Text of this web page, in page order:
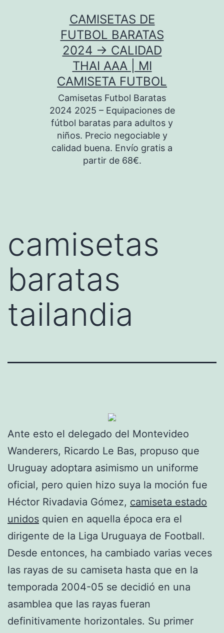
CAMISETAS DE
FUTBOL BARATAS
2024 → CALIDAD
THAI AAA | MI
CAMISETA FUTBOL
Camisetas Futbol Baratas
2024 2025 – Equipaciones de
fútbol baratas para adultos y
niños. Precio negociable y
calidad buena. Envío gratis a
partir de 68€.
camisetas
baratas
tailandia
Ante esto el delegado del Montevideo
Wanderers, Ricardo Le Bas, propuso que
Uruguay adoptara asimismo un uniforme
oficial, pero quien hizo suya la moción fue
Héctor Rivadavia Gómez, camiseta estado
unidos quien en aquella época era el
dirigente de la Liga Uruguaya de Football.
Desde entonces, ha cambiado varias veces
las rayas de su camiseta hasta que en la
temporada 2004-05 se decidió en una
asamblea que las rayas fueran
definitivamente horizontales. Su primer